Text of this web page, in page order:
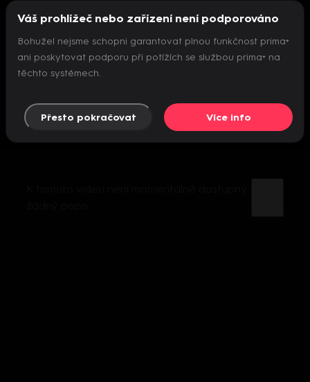
Nepodařilo se inicializovat přehrávač
Váš prohlížeč nebo zařízení není podporováno
Bohužel nejsme schopni garantovat plnou funkčnost prima+
ani poskytovat podporu při potížích se službou prima+ na
těchto systémech.
Přesto pokračovat Více info